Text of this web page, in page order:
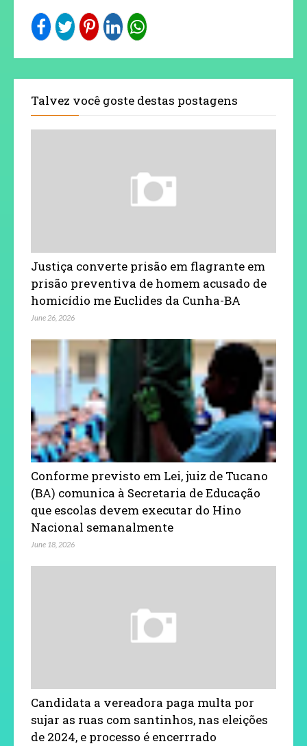
Talvez você goste destas postagens
Justiça converte prisão em flagrante em
prisão preventiva de homem acusado de
homicídio me Euclides da Cunha-BA
June 26, 2026
Conforme previsto em Lei, juiz de Tucano
(BA) comunica à Secretaria de Educação
que escolas devem executar do Hino
Nacional semanalmente
June 18, 2026
Candidata a vereadora paga multa por
sujar as ruas com santinhos, nas eleições
de 2024, e processo é encerrrado